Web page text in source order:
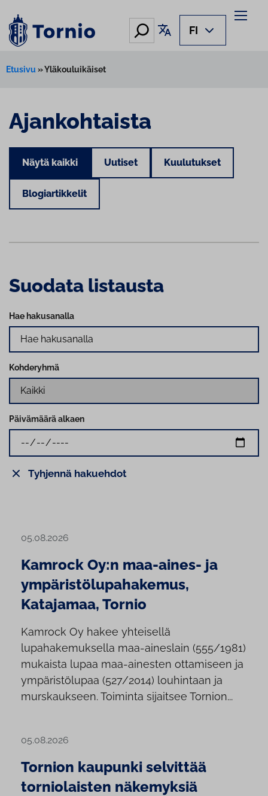
Hae Käännä sivu
FI
Etusivu »Yläkouluikäiset
Ajankohtaista
Näytä kaikki Uutiset Kuulutukset
Blogiartikkelit
05.08.2026
Kamrock Oy:n maa-aines- ja
ympäristölupahakemus,
Katajamaa, Tornio
Kamrock Oy hakee yhteisellä
lupahakemuksella maa-aineslain (555/1981)
mukaista lupaa maa-ainesten ottamiseen ja
ympäristölupaa (527/2014) louhintaan ja
murskaukseen. Toiminta sijaitsee Tornion...
05.08.2026
Tornion kaupunki selvittää
torniolaisten näkemyksiä
Suodata listausta
Hae hakusanalla
Kohderyhmä
Päivämäärä alkaen
Tyhjennä hakuehdot